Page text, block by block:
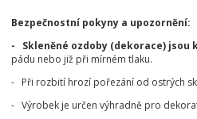
Bezpečnostní pokyny a upozornění:
- Skleněné ozdoby (dekorace) jsou
pádu nebo již při mírném tlaku.
- Při rozbití hrozí pořezání od ostrých
- Výrobek je určen výhradně pro